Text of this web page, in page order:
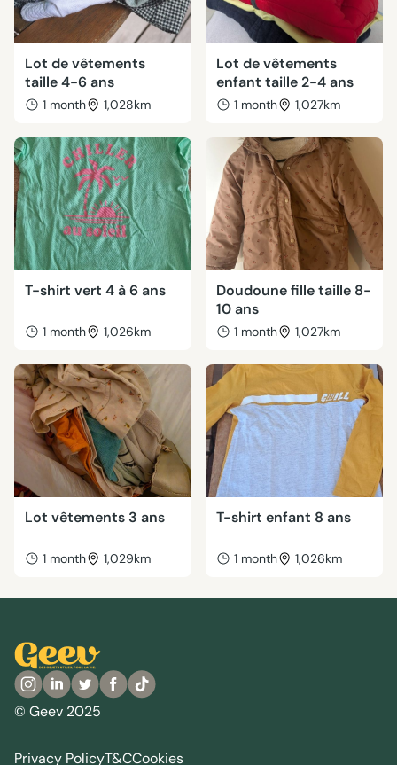
Lot de vêtements
taille 4-6 ans
1 month 1,028km
Lot de vêtements
enfant taille 2-4 ans
1 month 1,027km
T-shirt vert 4 à 6 ans
1 month 1,026km
Doudoune fille taille 8-
10 ans
1 month 1,027km
Lot vêtements 3 ans
1 month 1,029km
T-shirt enfant 8 ans
1 month 1,026km
© Geev 2025
Privacy PolicyT&CCookies